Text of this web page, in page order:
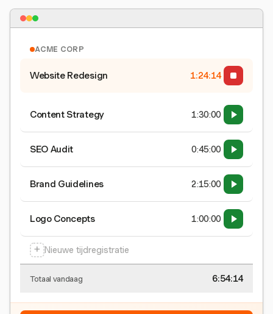
ACME CORP
Website Redesign 1:24:15
Content Strategy 1:30:00
SEO Audit 0:45:00
Brand Guidelines 2:15:00
Logo Concepts 1:00:00
+ Nieuwe tijdregistratie
Totaal vandaag 6:54:15